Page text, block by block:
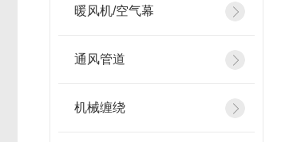
暖风机/空气幕
通风管道
机械缠绕